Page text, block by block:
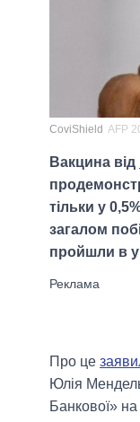
CoviShield AFP
Вакцина від
тільки у
загалом
пройшли в
Про це
Юлія
Банкової»